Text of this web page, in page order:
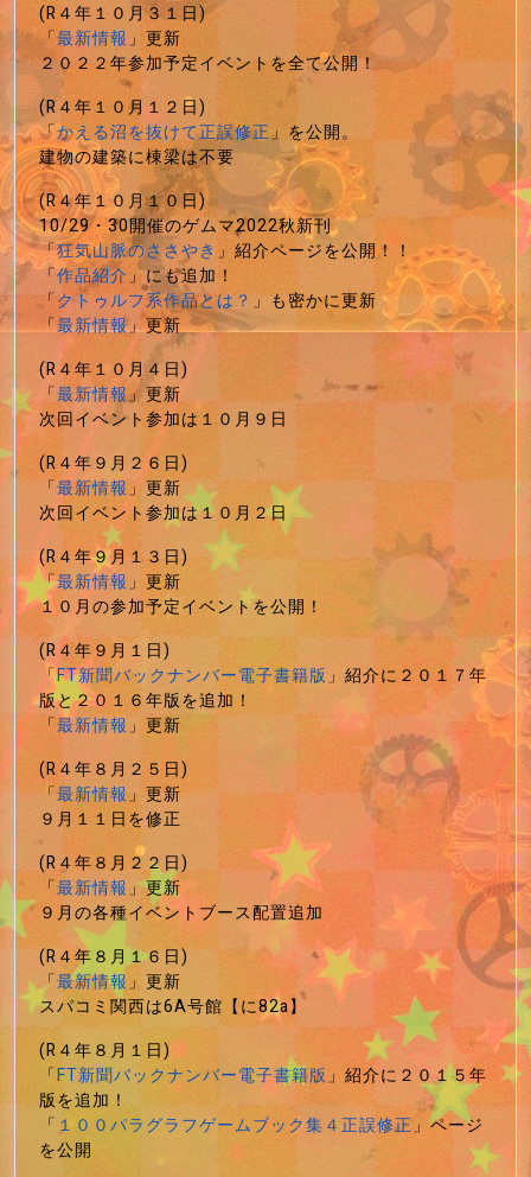
(R４年１０月３１日)
「最新情報」更新
２０２２年参加予定イベントを全て公開！
(R４年１０月１２日)
「かえる沼を抜けて正誤修正」を公開。
建物の建築に棟梁は不要
(R４年１０月１０日)
10/29・30開催のゲムマ2022秋新刊
「狂気山脈のささやき 」紹介ページを公開！！
「作品紹介」にも追加！
「クトゥルフ系作品とは？ 」も密かに更新
「最新情報」更新
(R４年１０月４日)
「最新情報」更新
次回イベント参加は１０月９日
(R４年９月２６日)
「最新情報」更新
次回イベント参加は１０月２日
(R４年９月１３日)
「最新情報」更新
１０月の参加予定イベントを公開！
(R４年９月１日)
「FT新聞バックナンバー電子書籍版」紹介に２０１７年
版と２０１６年版を追加！
「最新情報」更新
(R４年８月２５日)
「最新情報」更新
９月１１日を修正
(R４年８月２２日)
「最新情報」更新
９月の各種イベントブース配置追加
(R４年８月１６日)
「最新情報」更新
スパコミ関西は6A号館【に82a】
(R４年８月１日)
「FT新聞バックナンバー電子書籍版」紹介に２０１５年
版を追加！
「 １００パラグラフゲームブック集４正誤修正」ページ
を公開